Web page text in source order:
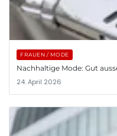
FRAUEN / MODE
Nachhaltige Mode: Gut
24. April 2026